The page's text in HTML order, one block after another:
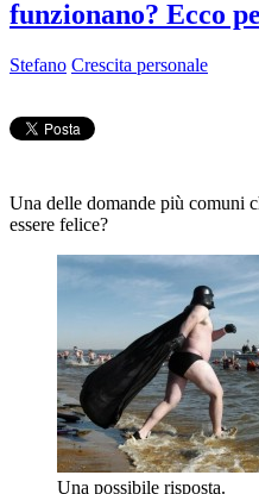
funzionano? Ecco
Stefano Crescita personale
Una delle domande più comuni
essere felice?
Una possibile risposta.